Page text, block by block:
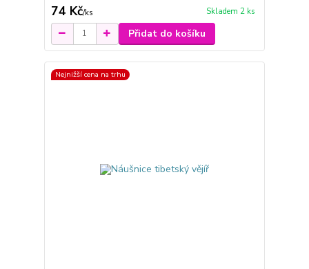
74 Kč/ks Skladem 2 ks
Přidat do košíku
Nejnižší cena na trhu